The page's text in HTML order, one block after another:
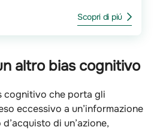
Scopri di piú
altro bias cognitivo
cognitivo che porta gli
eccessivo a un’informazione
di un’azione,